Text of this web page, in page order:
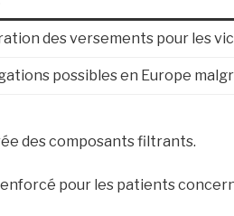
des versements pour les
possibles en Europe
des composants filtrants.
pour les patients